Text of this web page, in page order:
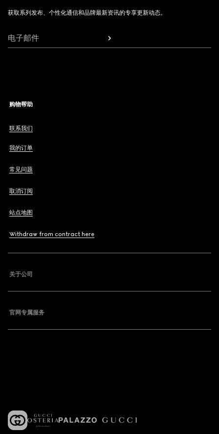
获取系列发布、个性化通信和品牌最新资讯的专享更新动态。
电子邮件
购物帮助
联系我们
我的订单
常见问题
取消订阅
站点地图
Withdraw from contract here
关于公司
官网专属服务